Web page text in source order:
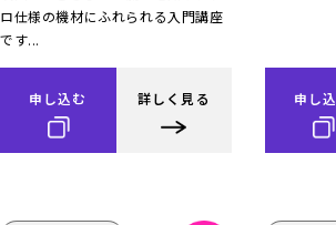
ロ仕様の機材にふれられる入門講座
です...
申し込む 詳しく見る 申し